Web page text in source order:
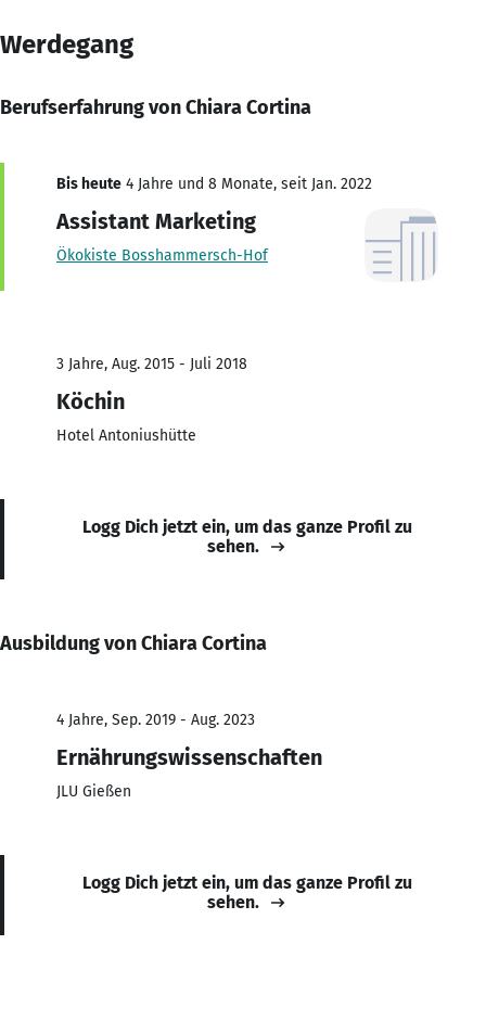
Werdegang
Berufserfahrung von Chiara Cortina
Bis heute 4 Jahre und 8 Monate, seit Jan. 2022
Assistant Marketing
Ökokiste Bosshammersch-Hof
3 Jahre, Aug. 2015 - Juli 2018
Köchin
Hotel Antoniushütte
Logg Dich jetzt ein, um das ganze Profil zu
sehen.
Ausbildung von Chiara Cortina
4 Jahre, Sep. 2019 - Aug. 2023
Ernährungswissenschaften
JLU Gießen
Logg Dich jetzt ein, um das ganze Profil zu
sehen.